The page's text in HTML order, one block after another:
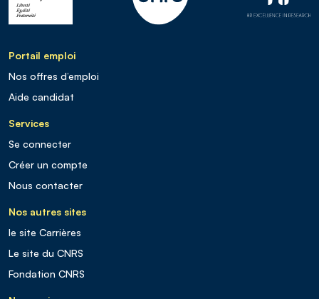
Portail emploi
Nos offres d’emploi
Aide candidat
Services
Se connecter
Créer un compte
Nous contacter
Nos autres sites
le site Carrières
Le site du CNRS
Fondation CNRS